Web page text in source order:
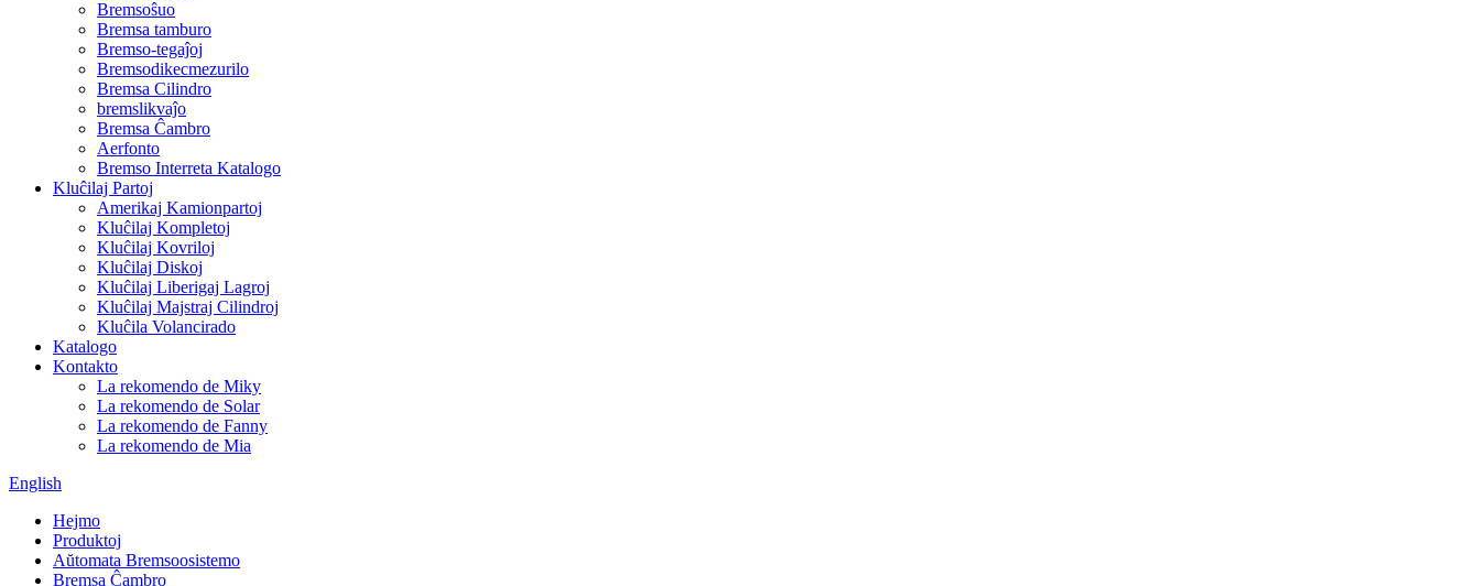
Bremsoŝuo
Bremsa tamburo
Bremso-tegaĵoj
Bremsodikecmezurilo
Bremsa Cilindro
bremslikvaĵo
Bremsa Ĉambro
Aerfonto
Bremso Interreta Katalogo
Kluĉilaj Partoj
Amerikaj Kamionpartoj
Kluĉilaj Kompletoj
Kluĉilaj Kovriloj
Kluĉilaj Diskoj
Kluĉilaj Liberigaj Lagroj
Kluĉilaj Majstraj Cilindroj
Kluĉila Volancirado
Katalogo
Kontakto
La rekomendo de Miky
La rekomendo de Solar
La rekomendo de Fanny
La rekomendo de Mia
English
Hejmo
Produktoj
Aŭtomata Bremsoosistemo
Bremsa Ĉambro